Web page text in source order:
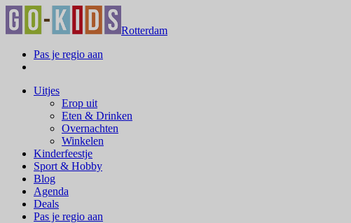
Rotterdam
Pas je regio aan
Uitjes
Erop uit
Eten & Drinken
Overnachten
Winkelen
Kinderfeestje
Sport & Hobby
Blog
Agenda
Deals
Pas je regio aan